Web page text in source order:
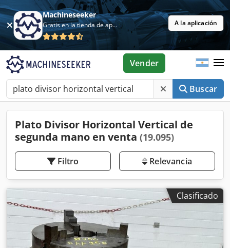
Machineseeker
Gratis en la tienda de aplicaciones A la aplicación
Buscar
Vender
Plato Divisor Horizontal Vertical de
segunda mano en venta (19.095)
Filtro Relevancia
Clasificado